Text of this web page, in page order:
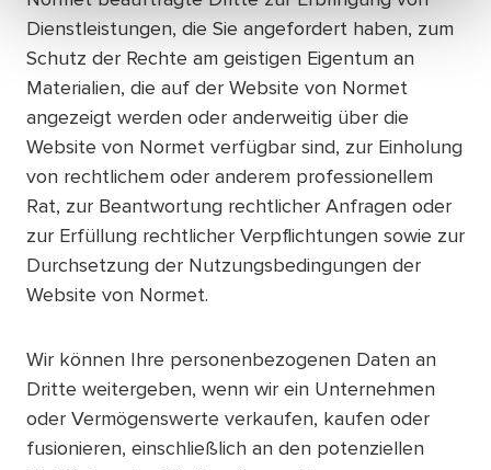
Dienstleistungen, die Sie angefordert haben, zum
Schutz der Rechte am geistigen Eigentum an
Materialien, die auf der Website von Normet
angezeigt werden oder anderweitig über die
Website von Normet verfügbar sind, zur Einholung
von rechtlichem oder anderem professionellem
Rat, zur Beantwortung rechtlicher Anfragen oder
zur Erfüllung rechtlicher Verpflichtungen sowie zur
Durchsetzung der Nutzungsbedingungen der
Website von Normet.
Wir können Ihre personenbezogenen Daten an
Dritte weitergeben, wenn wir ein Unternehmen
oder Vermögenswerte verkaufen, kaufen oder
fusionieren, einschließlich an den potenziellen